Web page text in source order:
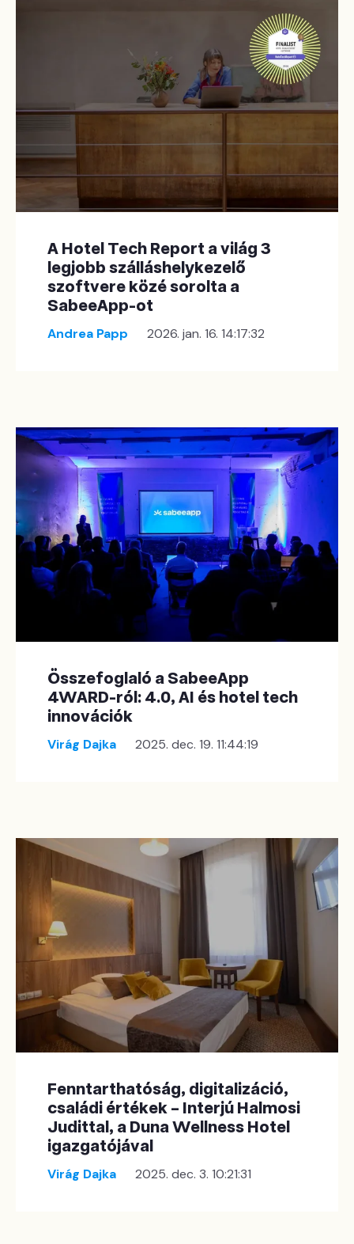
A Hotel Tech Report a világ 3
legjobb szálláshelykezelő
szoftvere közé sorolta a
SabeeApp-ot
Andrea Papp 2026. jan. 16. 14:17:32
Összefoglaló a SabeeApp
4WARD-ról: 4.0, AI és hotel tech
innovációk
Virág Dajka 2025. dec. 19. 11:44:19
Fenntarthatóság, digitalizáció,
családi értékek – Interjú Halmosi
Judittal, a Duna Wellness Hotel
igazgatójával
Virág Dajka 2025. dec. 3. 10:21:31